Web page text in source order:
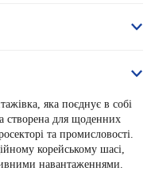
яка поєднує в собі
створена для щоденних
та промисловості.
корейському шасі,
навантаженнями.